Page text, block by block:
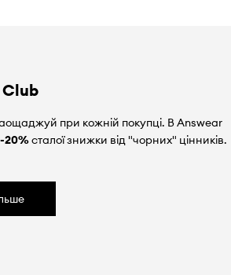
при кожній покупці. В Answear
-20%сталої знижки від "чорних" цінників.